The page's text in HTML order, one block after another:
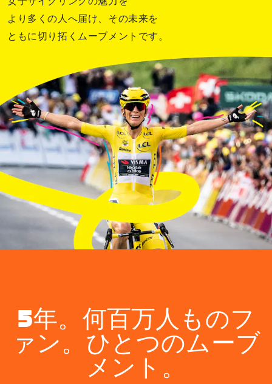
より多くの人へ届け、その未来を
ともに切り拓くムーブメントです。
5年。何百万人ものフ
ァン。ひとつのムーブ
メント。